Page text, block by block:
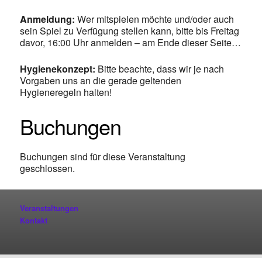
Anmeldung: Wer mitspielen möchte und/oder auch
sein Spiel zu Verfügung stellen kann, bitte bis Freitag
davor, 16:00 Uhr anmelden – am Ende dieser Seite…
Hygienekonzept: Bitte beachte, dass wir je nach
Vorgaben uns an die gerade geltenden
Hygieneregeln halten!
Buchungen
Buchungen sind für diese Veranstaltung
geschlossen.
Veranstaltungen
Kontakt